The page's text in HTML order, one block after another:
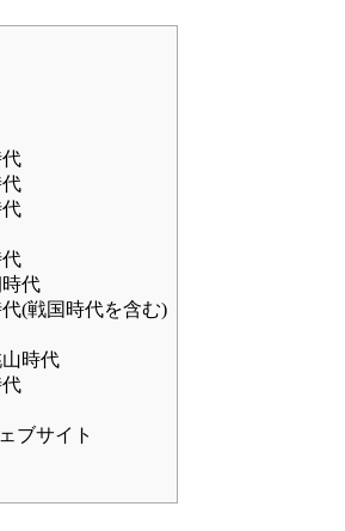
代
(戦国時代を含む)
時代
ブサイト